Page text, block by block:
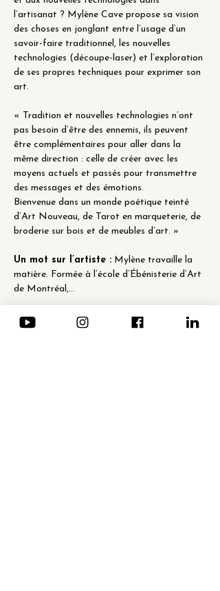
l’artisanat ? Mylène Cave propose sa vision
des choses en jonglant entre l’usage d’un
savoir-faire traditionnel, les nouvelles
technologies (découpe-laser) et l’exploration
de ses propres techniques pour exprimer son
art.
« Tradition et nouvelles technologies n’ont
pas besoin d’être des ennemis, ils peuvent
être complémentaires pour aller dans la
même direction : celle de créer avec les
moyens actuels et passés pour transmettre
des messages et des émotions.
Bienvenue dans un monde poétique teinté
d’Art Nouveau, de Tarot en marqueterie, de
broderie sur bois et de meubles d’art. »
Un mot sur l’artiste : Mylène travaille la
matière. Formée à l’école d’Ébénisterie d’Art
de Montréal,…
Afficher plus